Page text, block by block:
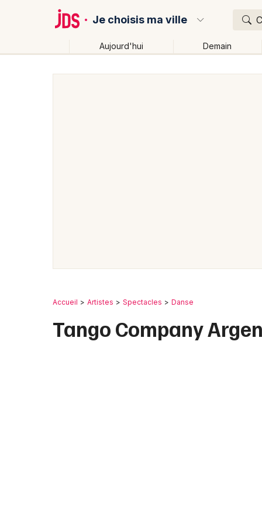
Je choisis ma ville
Aujourd'hui Demain
Accueil Artistes Spectacles Danse
Tango Company